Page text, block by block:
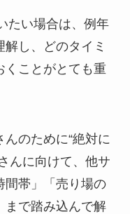
たい場合は、例年
し、どのタイミ
くことがとても重
のために“絶対に
んに向けて、他サ
間帯」「売り場の
まで踏み込んで解